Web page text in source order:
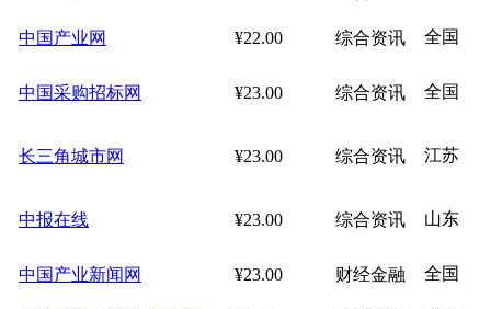
中国产业网 ¥22.00 综合资讯 全国
中国采购招标网 ¥23.00 综合资讯 全国
长三角城市网 ¥23.00 综合资讯 江苏
中报在线 ¥23.00 综合资讯 山东
中国产业新闻网 ¥23.00 财经金融 全国